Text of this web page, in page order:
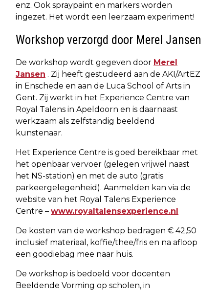
enz. Ook spraypaint en markers worden
ingezet. Het wordt een leerzaam experiment!
Workshop verzorgd door Merel Jansen
De workshop wordt gegeven door Merel
Jansen . Zij heeft gestudeerd aan de AKI/ArtEZ
in Enschede en aan de Luca School of Arts in
Gent. Zij werkt in het Experience Centre van
Royal Talens in Apeldoorn en is daarnaast
werkzaam als zelfstandig beeldend
kunstenaar.
Het Experience Centre is goed bereikbaar met
het openbaar vervoer (gelegen vrijwel naast
het NS-station) en met de auto (gratis
parkeergelegenheid). Aanmelden kan via de
website van het Royal Talens Experience
Centre – www.royaltalensexperience.nl
De kosten van de workshop bedragen € 42,50
inclusief materiaal, koffie/thee/fris en na afloop
een goodiebag mee naar huis.
De workshop is bedoeld voor docenten
Beeldende Vorming op scholen, in